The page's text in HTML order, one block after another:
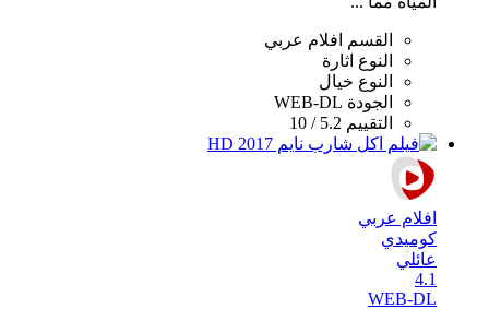
القسم
افلام عربي
النوع اثارة
النوع خيال
الجودة WEB-DL
التقييم 5.2 / 10
افلام عربي
كوميدي
عائلي
4.1
WEB-DL